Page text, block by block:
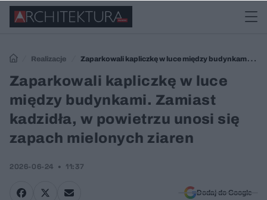
Realizacje
Zaparkowali kapliczkę w luce między budynkami.
Zamiast kadzidła, w powietrzu unosi się zapach mielonych ziaren
Zaparkowali kapliczkę w luce
między budynkami. Zamiast
kadzidła, w powietrzu unosi się
zapach mielonych ziaren
2026-06-24 11:37
Dodaj do Google